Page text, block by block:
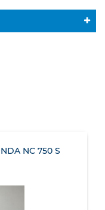
NC 750 S